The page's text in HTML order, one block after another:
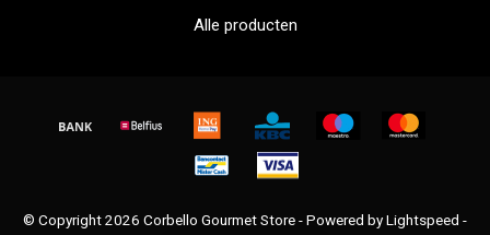
Alle producten
© Copyright 2026 Corbello Gourmet Store - Powered byLightspeed -